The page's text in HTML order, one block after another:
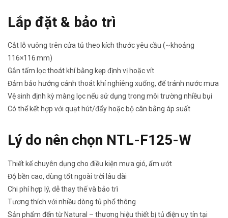
Lắp đặt & bảo trì
Cắt lỗ vuông trên cửa tủ theo kích thước yêu cầu (~khoảng
116×116 mm)
Gắn tấm lọc thoát khí bằng kẹp định vị hoặc vít
Đảm bảo hướng cánh thoát khí nghiêng xuống, để tránh nước mưa
Vệ sinh định kỳ màng lọc nếu sử dụng trong môi trường nhiều bụi
Có thể kết hợp với quạt hút/đẩy hoặc bộ cân bằng áp suất
Lý do nên chọn NTL-F125-W
Thiết kế chuyên dụng cho điều kiện mưa gió, ẩm ướt
Độ bền cao, dùng tốt ngoài trời lâu dài
Chi phí hợp lý, dễ thay thế và bảo trì
Tương thích với nhiều dòng tủ phổ thông
Sản phẩm đến từ Natural – thương hiệu thiết bị tủ điện uy tín tại